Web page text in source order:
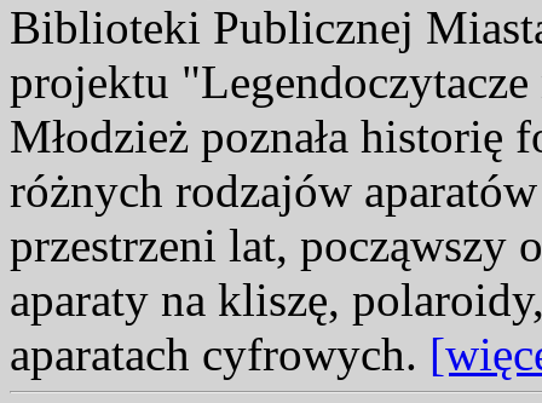
Biblioteki Publicznej
projektu
Młodzież poznała historię
różnych rodzajów
przestrzeni lat, począwszy
aparaty na kliszę,
aparatach cyfrowych.